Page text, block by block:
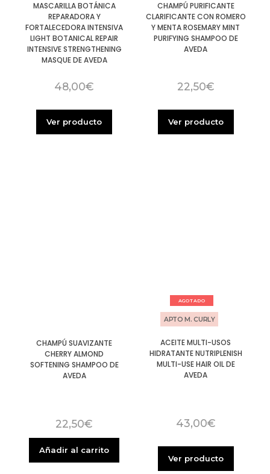
MASCARILLA BOTÁNICA
REPARADORA Y
FORTALECEDORA INTENSIVA
LIGHT BOTANICAL REPAIR
INTENSIVE STRENGTHENING
MASQUE DE AVEDA
48,00€
Ver producto
CHAMPÚ PURIFICANTE
CLARIFICANTE CON ROMERO
Y MENTA ROSEMARY MINT
PURIFYING SHAMPOO DE
AVEDA
22,50€
Ver producto
CHAMPÚ SUAVIZANTE
CHERRY ALMOND
SOFTENING SHAMPOO DE
AVEDA
22,50€
Añadir al carrito
AGOTADO
APTO M. CURLY
ACEITE MULTI-USOS
HIDRATANTE NUTRIPLENISH
MULTI-USE HAIR OIL DE
AVEDA
43,00€
Ver producto